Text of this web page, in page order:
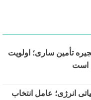
زنجیره تأمین ساری؛ اولویت
است
انرژی؛ عامل انتخاب